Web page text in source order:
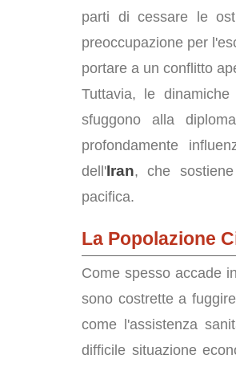
parti di cessare le
preoccupazione per
portare a un conflitto
Tuttavia, le
sfuggono alla
profondamente
dell'Iran, che
pacifica.
La Popolazione
Come spesso accade
sono costrette a
come l'assistenza
difficile situazione